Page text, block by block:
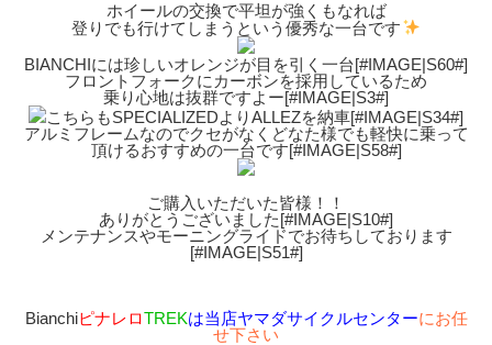
ホイールの交換で平坦が強くもなれば
登りでも行けてしまうという優秀な一台です
BIANCHIには珍しいオレンジが目を引く一台[#IMAGE|S60#]
フロントフォークにカーボンを採用しているため
乗り心地は抜群ですよー[#IMAGE|S3#]
こちらもSPECIALIZEDよりALLEZを納車[#IMAGE|S34#]
アルミフレームなのでクセがなくどなた様でも軽快に乗って
頂けるおすすめの一台です[#IMAGE|S58#]
ご購入いただいた皆様！！
ありがとうございました[#IMAGE|S10#]
メンテナンスやモーニングライドでお待ちしております
[#IMAGE|S51#]
BianchiピナレロTREKは当店ヤマダサイクルセンターにお任
せ下さい